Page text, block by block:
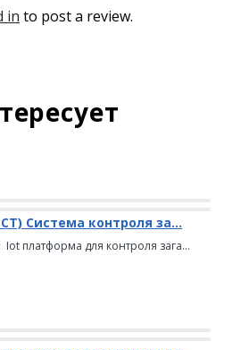
in to post a review.
Система контроля за...
Iot платформа для контроля зага...